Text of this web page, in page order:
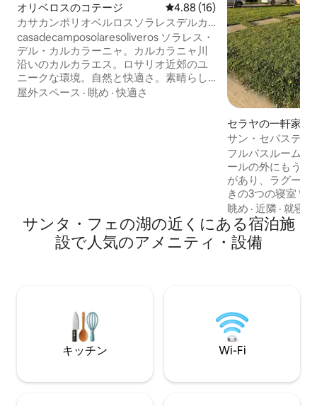
オリベロスのコテージ レビュー16件、5つ星中4.88つ
4.88 (16)
カサカンポリオベルロスソラレスデルカ
ルカラーナカルカラエス
casadecamposolaresoliveros ソラレス・
デル・カルカラーニャ。カルカラニャ川
沿いのカルカラエス。ロサリオ近郊のユ
ニークな環境。自然と快適さ。素晴らし
い一日を過ごすのに最適です。公園、プ
部屋にエアコン。Wi-Fi。デザイン。川。
屋外スペース · 眺め ·快適さ
セラヤの一軒家
サン・セバスティ
ットなし
フルバスルーム2
ールの外にもう1
があり、ラグーン
きの3つの寝室 *
つ目の寝室には、
ター付きソミエ（
*90インチテレビ
ビング *エアコン
フボードのご利用
眺め ·近隣 ·就寝
サンタ・フェの湖の近くにある宿泊施
設で人気のアメニティ・設備
キッチン Wi-Fi